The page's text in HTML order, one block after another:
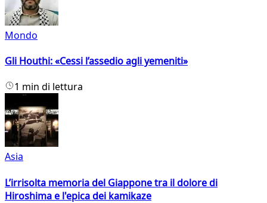
Mondo
Gli Houthi: «Cessi l’assedio agli yemeniti»
1 min di lettura
Asia
L’irrisolta memoria del Giappone tra il dolore di
Hiroshima e l'epica dei kamikaze